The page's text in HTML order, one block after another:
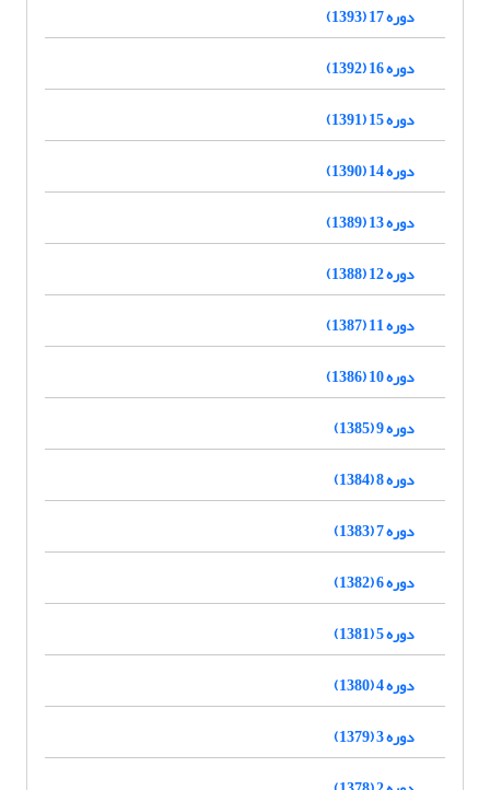
دوره 17 (1393)
دوره 16 (1392)
دوره 15 (1391)
دوره 14 (1390)
دوره 13 (1389)
دوره 12 (1388)
دوره 11 (1387)
دوره 10 (1386)
دوره 9 (1385)
دوره 8 (1384)
دوره 7 (1383)
دوره 6 (1382)
دوره 5 (1381)
دوره 4 (1380)
دوره 3 (1379)